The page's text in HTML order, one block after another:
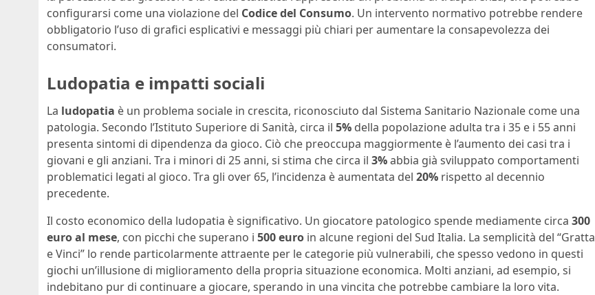
configurarsi come una violazione del Codice del Consumo. Un intervento normativo potrebbe rendere
obbligatorio l’uso di grafici esplicativi e messaggi più chiari per aumentare la consapevolezza dei
consumatori.
Ludopatia e impatti sociali
La ludopatia è un problema sociale in crescita, riconosciuto dal Sistema Sanitario Nazionale come una
patologia. Secondo l’Istituto Superiore di Sanità, circa il 5% della popolazione adulta tra i 35 e i 55 anni
presenta sintomi di dipendenza da gioco. Ciò che preoccupa maggiormente è l’aumento dei casi tra i
giovani e gli anziani. Tra i minori di 25 anni, si stima che circa il 3%abbia già sviluppato comportamenti
problematici legati al gioco. Tra gli over 65, l’incidenza è aumentata del 20% rispetto al decennio
precedente.
Il costo economico della ludopatia è significativo. Un giocatore patologico spende mediamente circa 300
euro al mese, con picchi che superano i 500 euro in alcune regioni del Sud Italia. La semplicità del “Gratta
e Vinci” lo rende particolarmente attraente per le categorie più vulnerabili, che spesso vedono in questi
giochi un’illusione di miglioramento della propria situazione economica. Molti anziani, ad esempio, si
indebitano pur di continuare a giocare, sperando in una vincita che potrebbe cambiare la loro vita.